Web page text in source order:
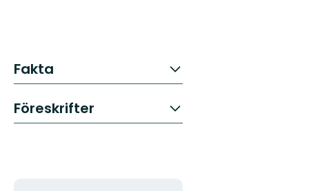
Fakta
Föreskrifter